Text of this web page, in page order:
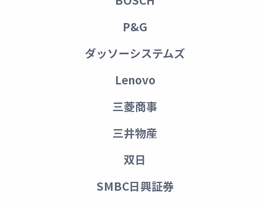
P&G
ダッソーシステムズ
Lenovo
三菱商事
三井物産
双日
SMBC日興証券